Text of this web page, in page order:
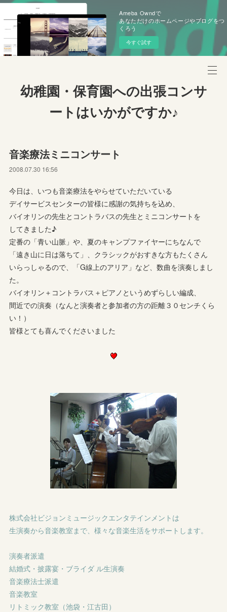
Ameba Owndで
あなただけのホームページやブログをつ
くろう
今すぐ試す
幼稚園・保育園への出張コンサ
ートはいかがですか♪
音楽療法ミニコンサート
2008.07.30 16:56
今日は、いつも音楽療法をやらせていただいている
デイサービスセンターの皆様に感謝の気持ちを込め、
バイオリンの先生とコントラバスの先生とミニコンサートを
してきました♪
定番の「青い山脈」や、夏のキャンプファイヤーにちなんで
「遠き山に日は落ちて」、クラシックがおすきな方もたくさん
いらっしゃるので、「G線上のアリア」など、数曲を演奏しまし
た。
バイオリン＋コントラバス＋ピアノというめずらしい編成、
間近での演奏（なんと演奏者と参加者の方の距離３０センチくら
い！）
皆様とても喜んでくださいました
株式会社ビジョンミュージックエンタテインメントは
生演奏から音楽教室まで、様々な音楽生活をサポートします。
演奏者派遣
結婚式・披露宴・ブライダ ル生演奏
音楽療法士派遣
音楽教室
リトミック教室（池袋・江古田）